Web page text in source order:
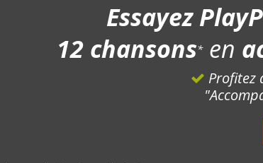
Essayez
12 chansons*en
Profitez